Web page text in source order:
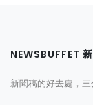
NEWSBUFFET
新聞稿的好去處，